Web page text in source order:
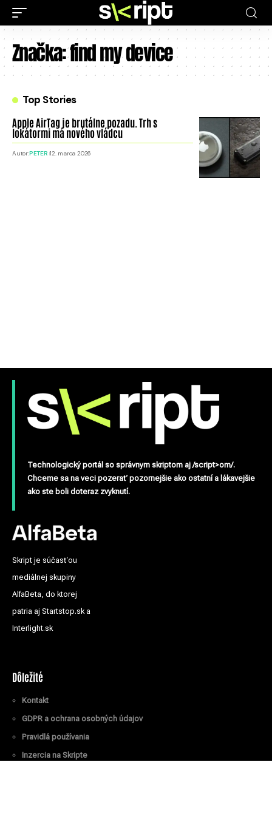
Značka:find my device
Top Stories
Apple AirTag je brutálne pozadu. Trh s
lokátormi má nového vládcu
Autor:PETER 12. marca 2026
Technologický portál so správnym skriptom aj /script>om/.
Chceme sa na veci pozerať pozornejšie ako ostatní a lákavejšie
ako ste boli doteraz zvyknutí.
Skript je súčasťou
mediálnej skupiny
AlfaBeta, do ktorej
patria aj Startstop.sk a
Interlight.sk
Dôležité
Kontakt
GDPR a ochrana osobných údajov
Pravidlá používania
Inzercia na Skripte